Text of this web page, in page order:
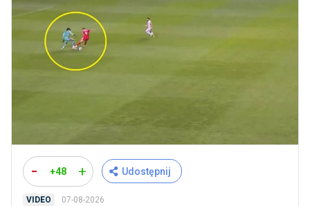
- +48 + Udostępnij
VIDEO 07-08-2026